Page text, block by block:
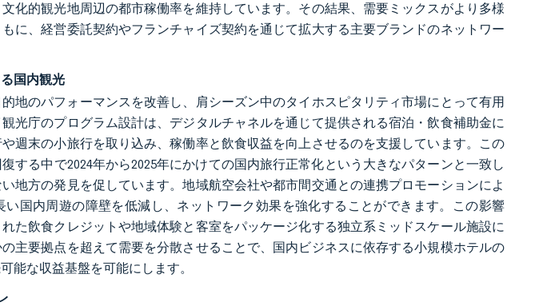
化的観光地周辺の都市稼働率を維持しています。その結果、需要ミックスがより多様
に、経営委託契約やフランチャイズ契約を通じて拡大する主要ブランドのネットワー
国内観光
地のパフォーマンスを改善し、肩シーズン中のタイホスピタリティ市場にとって有用
光庁のプログラム設計は、デジタルチャネルを通じて提供される宿泊・飲食補助金に
週末の小旅行を取り込み、稼働率と飲食収益を向上させるのを支援しています。この
する中で2024年から2025年にかけての国内旅行正常化という大きなパターンと一致し
地方の発見を促しています。地域航空会社や都市間交通との連携プロモーションによ
国内周遊の障壁を低減し、ネットワーク効果を強化することができます。この影響
た飲食クレジットや地域体験と客室をパッケージ化する独立系ミッドスケール施設に
主要拠点を超えて需要を分散させることで、国内ビジネスに依存する小規模ホテルの
能な収益基盤を可能にします。